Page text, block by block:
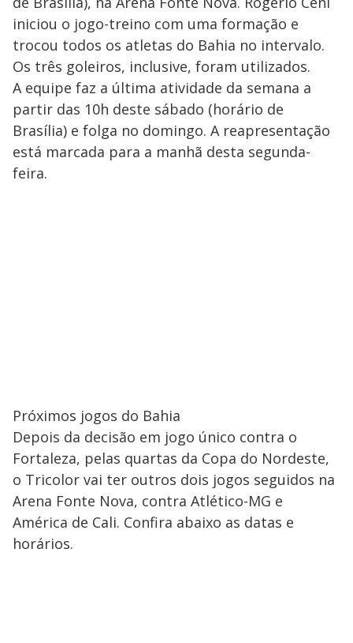
iniciou o jogo-treino com uma formação e
trocou todos os atletas do Bahia no intervalo.
Os três goleiros, inclusive, foram utilizados.
A equipe faz a última atividade da semana a
partir das 10h deste sábado (horário de
Brasília) e folga no domingo. A reapresentação
está marcada para a manhã desta segunda-
feira.
Próximos jogos do Bahia
Depois da decisão em jogo único contra o
Fortaleza, pelas quartas da Copa do Nordeste,
o Tricolor vai ter outros dois jogos seguidos na
Arena Fonte Nova, contra Atlético-MG e
América de Cali. Confira abaixo as datas e
horários.